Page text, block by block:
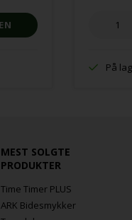
På
MEST SOLGTE
PRODUKTER
Time Timer PLUS
ARK Bidesmykker